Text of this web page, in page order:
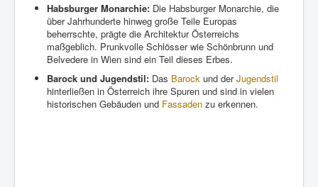
Habsburger Monarchie: Die Habsburger Monarchie, die
über Jahrhunderte hinweg große Teile Europas
beherrschte, prägte die Architektur Österreichs
maßgeblich. Prunkvolle Schlösser wie Schönbrunn und
Belvedere in Wien sind ein Teil dieses Erbes.
Barock und Jugendstil: Das Barock und derJugendstil
hinterließen in Österreich ihre Spuren und sind in vielen
historischen Gebäuden und Fassaden zu erkennen.